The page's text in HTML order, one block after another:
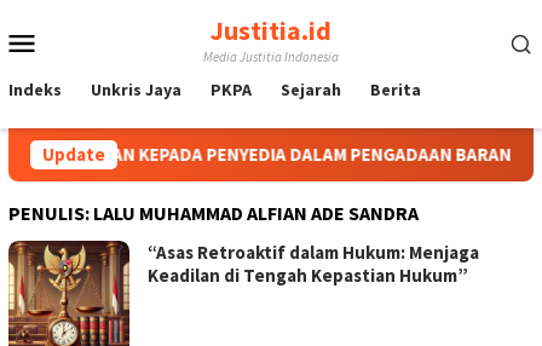
ke
Mobile
Justitia.id
Media Justitia Indonesia
Indeks Unkris Jaya PKPA Sejarah Berita
Update
KEPADA PENYEDIA DALAM PENGADAAN BARANG/JASA
PENULIS: LALU MUHAMMAD ALFIAN ADE SANDRA
“Asas Retroaktif dalam Hukum: Menjaga
Keadilan di Tengah Kepastian Hukum”